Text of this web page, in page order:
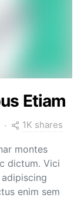
Etiam
1K shares
montes
dictum. Vici
enim sem